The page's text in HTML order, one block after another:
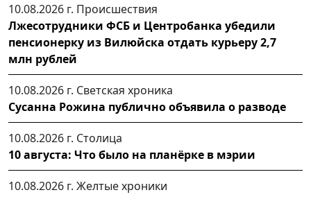
10.08.2026 г. Происшествия
Лжесотрудники ФСБ и Центробанка убедили
пенсионерку из Вилюйска отдать курьеру 2,7
млн рублей
10.08.2026 г. Светская хроника
Сусанна Рожина публично объявила о разводе
10.08.2026 г. Столица
10 августа: Что было на планёрке в мэрии
10.08.2026 г. Желтые хроники